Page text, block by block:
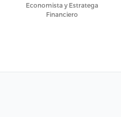
Economista y Estratega
Financiero